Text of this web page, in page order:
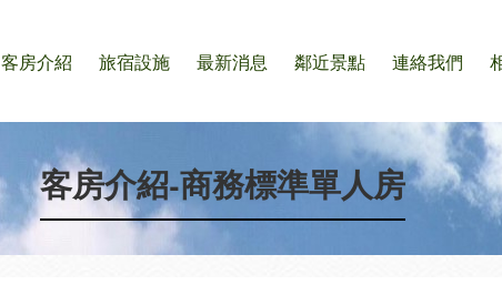
客房介紹 旅宿設施 最新消息 鄰近景點 連絡我們
客房介紹-商務標準單人房